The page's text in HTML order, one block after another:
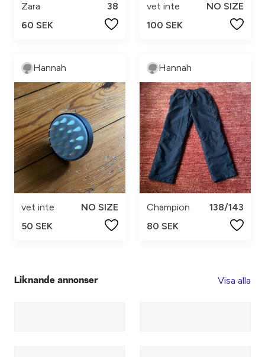
Zara
38
60 SEK
vet inte
NO SIZE
100 SEK
Hannah
vet inte
NO SIZE
50 SEK
Hannah
Champion
138/143
80 SEK
Liknande annonser Visa alla